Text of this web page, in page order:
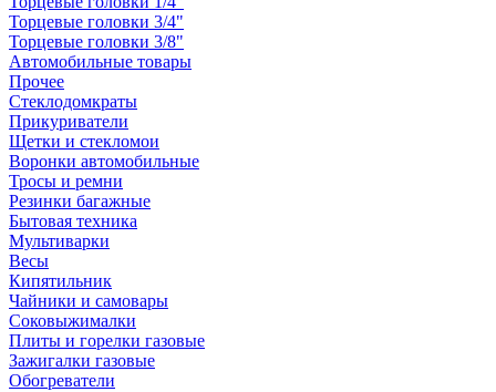
Торцевые головки 3/4"
Торцевые головки 3/8"
Автомобильные товары
Прочее
Стеклодомкраты
Прикуриватели
Щетки и стекломои
Воронки автомобильные
Тросы и ремни
Резинки багажные
Бытовая техника
Мультиварки
Весы
Кипятильник
Чайники и самовары
Соковыжималки
Плиты и горелки газовые
Зажигалки газовые
Обогреватели